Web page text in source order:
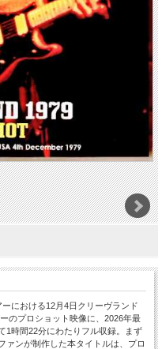
における12月4日クリーヴランド
のプロショット映像に、2026年最
1時間22分にわたりフル収録。まず
ァンが制作した本タイトルは、プロ